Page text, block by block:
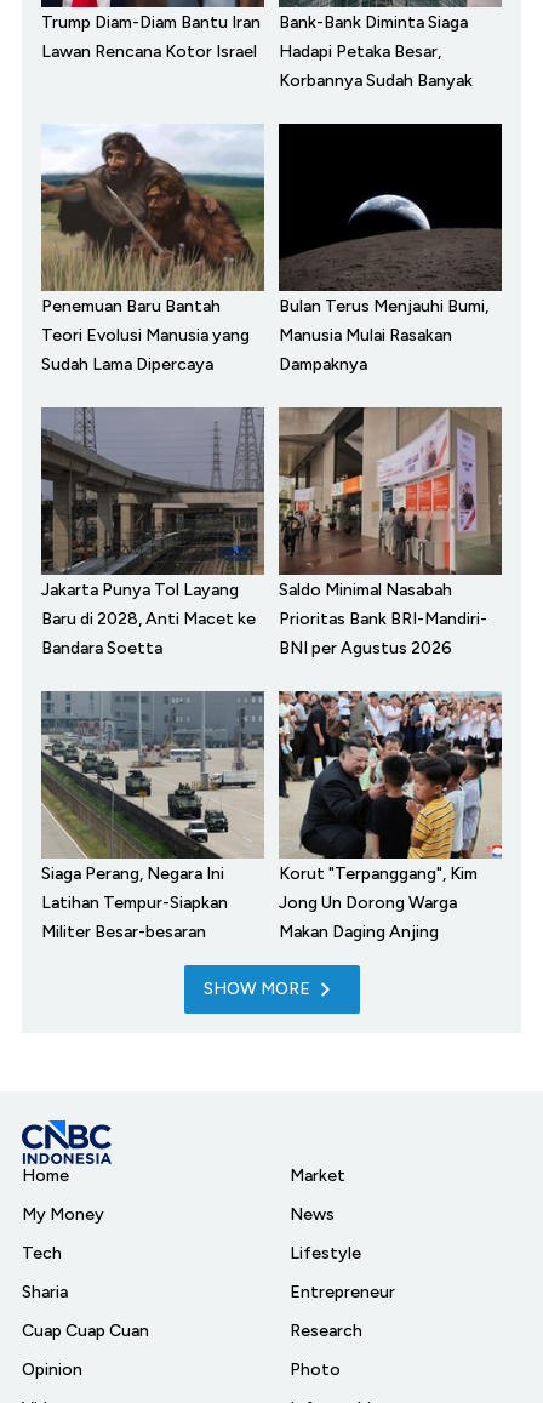
Trump Diam-Diam Bantu Iran
Lawan Rencana Kotor Israel
Bank-Bank Diminta Siaga
Hadapi Petaka Besar,
Korbannya Sudah Banyak
Penemuan Baru Bantah
Teori Evolusi Manusia yang
Sudah Lama Dipercaya
Bulan Terus Menjauhi Bumi,
Manusia Mulai Rasakan
Dampaknya
Jakarta Punya Tol Layang
Baru di 2028, Anti Macet ke
Bandara Soetta
Saldo Minimal Nasabah
Prioritas Bank BRI-Mandiri-
BNI per Agustus 2026
Siaga Perang, Negara Ini
Latihan Tempur-Siapkan
Militer Besar-besaran
Korut "Terpanggang", Kim
Jong Un Dorong Warga
Makan Daging Anjing
SHOW MORE
Home
My Money
Tech
Sharia
Cuap Cuap Cuan
Opinion
Market
News
Lifestyle
Entrepreneur
Research
Photo